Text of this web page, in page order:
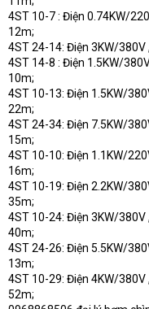
4ST 10-7 : Điện 0.74KW/
12m;
4ST 24-14: Điện 3KW/
4ST 14-8 : Điện 1.5KW/
10m;
4ST 10-13: Điện 1.5KW/
22m;
4ST 24-34: Điện 7.5KW/
15m;
4ST 10-10: Điện 1.1KW/
16m;
4ST 10-19: Điện 2.2KW/
35m;
4ST 10-24: Điện 3KW/
40m;
4ST 24-26: Điện 5.5KW/
13m;
4ST 10-29: Điện 4KW/
52m;